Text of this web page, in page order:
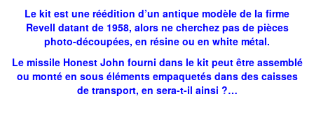
Le kit est une réédition d’un antique modèle de la firme
Revell datant de 1958, alors ne cherchez pas de pièces
photo-découpées, en résine ou en white métal.
Le missile Honest John fourni dans le kit peut être assemblé
ou monté en sous éléments empaquetés dans des caisses
de transport, en sera-t-il ainsi ?…